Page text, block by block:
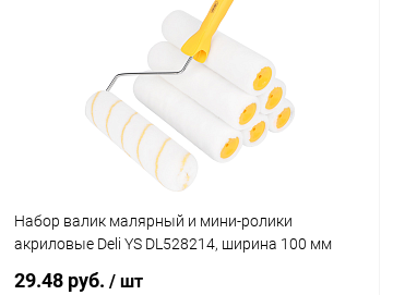
В избранное В наличии
Набор валик малярный и мини-ролики
акриловые Deli YS DL528214, ширина 100 мм
29.48 руб. / шт